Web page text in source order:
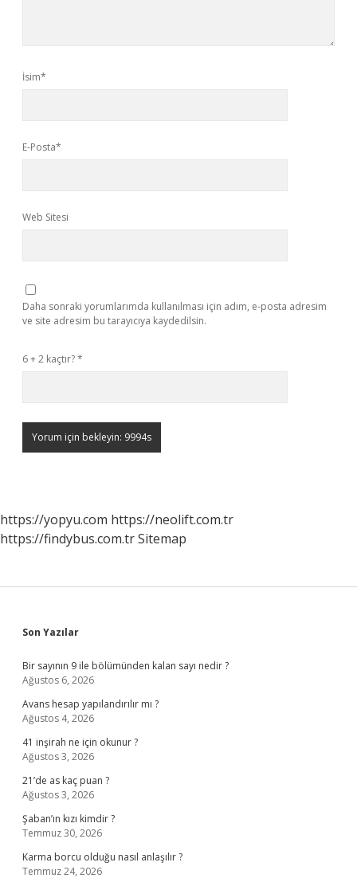
İsim*
E-Posta*
Web Sitesi
Daha sonraki yorumlarımda kullanılması için adım, e-posta adresim
ve site adresim bu tarayıcıya kaydedilsin.
6 + 2 kaçtır?*
https://yopyu.com https://neolift.com.tr
https://findybus.com.trSitemap
Sidebar
Son Yazılar
Bir sayının 9 ile bölümünden kalan sayı nedir ?
Ağustos 6, 2026
Avans hesap yapılandırılır mı ?
Ağustos 4, 2026
41 inşirah ne için okunur ?
Ağustos 3, 2026
21’de as kaç puan ?
Ağustos 3, 2026
Şaban’ın kızı kimdir ?
Temmuz 30, 2026
Karma borcu olduğu nasıl anlaşılır ?
Temmuz 24, 2026